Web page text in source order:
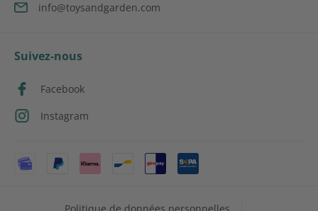
info@toysandgarden.com
Suivez-nous
Facebook
Instagram